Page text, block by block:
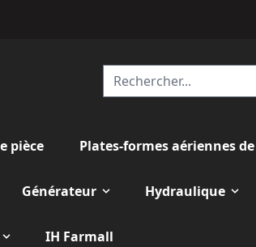
pièce Plates-formes aériennes
Générateur Hydraulique
IH Farmall